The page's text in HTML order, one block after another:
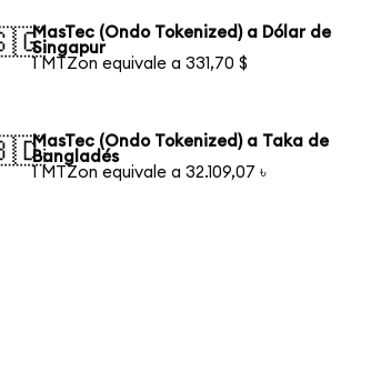
MasTec (Ondo Tokenized) a Dólar de
Singapur
1 MTZon equivale a 331,70 $
MasTec (Ondo Tokenized) a Taka de
Bangladés
1 MTZon equivale a 32.109,07 ৳